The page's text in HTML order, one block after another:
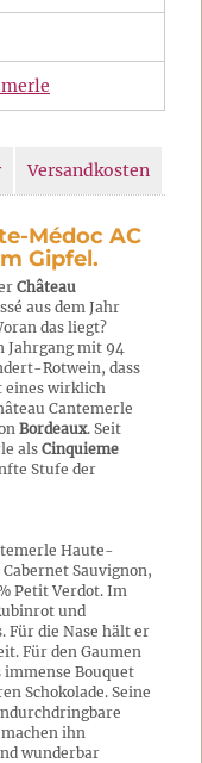
Versandkosten
Médoc AC
Gipfel.
Château
aus dem Jahr
das liegt?
Jahrgang mit 94
Rotwein, dass
eines wirklich
Cantemerle
Bordeaux. Seit
als Cinquieme
Stufe der
Haute-
Cabernet Sauvignon,
Petit Verdot. Im
und
Für die Nase hält er
Für den Gaumen
immense Bouquet
Schokolade. Seine
ihn
wunderbar